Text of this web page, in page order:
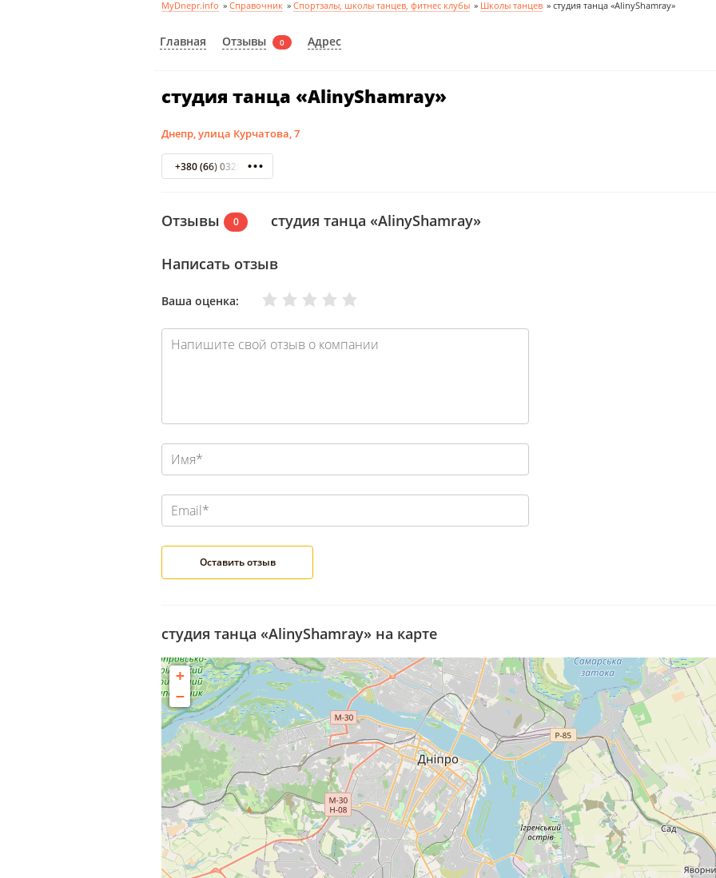
MyDnepr.info » Справочник » Спортзалы, школы танцев, фитнес клубы » Школы танцев » студия танца «AlinyShamray»
Главная Отзывы 0 Адрес
студия танца «AlinyShamray»
Днепр, улица Курчатова, 7
+380 (66) 0328862 093 1566003
Отзывы 0 студия танца «AlinyShamray»
Написать отзыв
Ваша оценка: Отлично
Хорошо
Нормально
Плохо
Очень плохо
студия танца «AlinyShamray» на карте
+
−